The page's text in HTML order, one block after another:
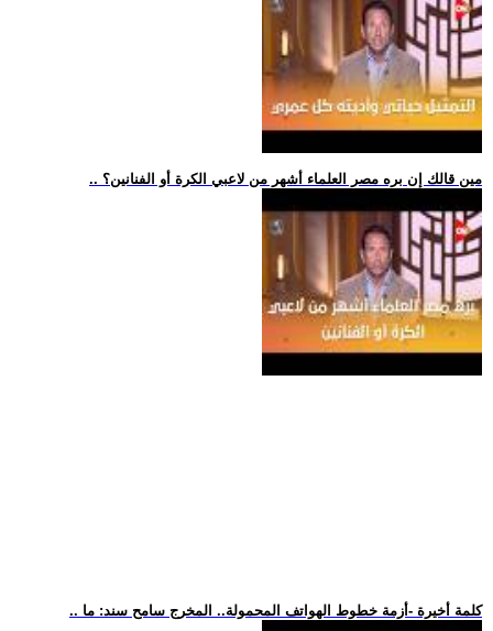
.. مين قالك إن بره مصر العلماء أشهر من لاعبي الكرة أو الفنانين؟
.. كلمة أخيرة -أزمة خطوط الهواتف المحمولة.. المخرج سامح سند: ما